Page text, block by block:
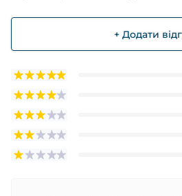
+ Додати